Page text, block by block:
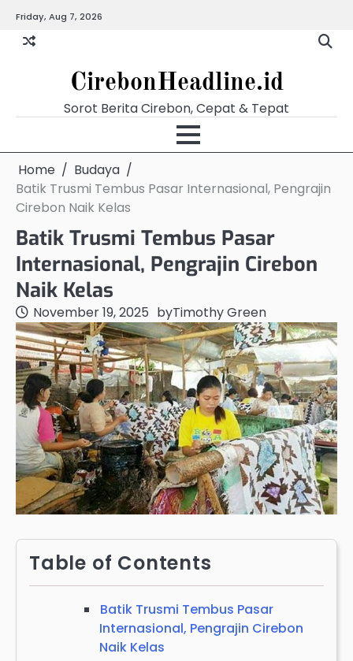
content
Friday, Aug 7, 2026
CirebonHeadline.id
Sorot Berita Cirebon, Cepat & Tepat
Home
Budaya
Batik Trusmi Tembus Pasar Internasional, Pengrajin
Cirebon Naik Kelas
Batik Trusmi Tembus Pasar
Internasional, Pengrajin Cirebon
Naik Kelas
November 19, 2025 byTimothy Green
Table of Contents
Batik Trusmi Tembus Pasar
Internasional, Pengrajin Cirebon
Naik Kelas